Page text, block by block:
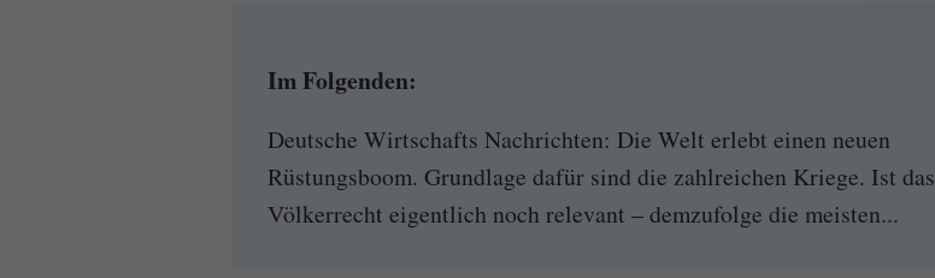
Im Folgenden:
Deutsche Wirtschafts Nachrichten: Die Welt erlebt einen neuen
Rüstungsboom. Grundlage dafür sind die zahlreichen Kriege. Ist das
Völkerrecht eigentlich noch relevant – demzufolge die meisten...